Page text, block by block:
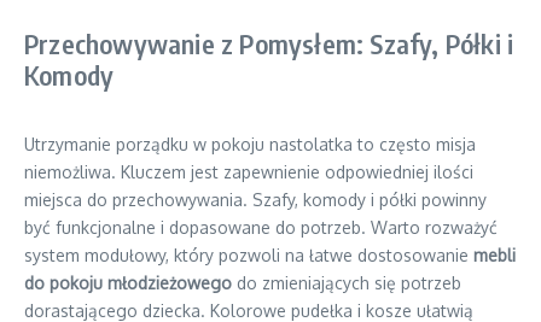
Przechowywanie z Pomysłem: Szafy, Półki i
Komody
Utrzymanie porządku w pokoju nastolatka to często misja
niemożliwa. Kluczem jest zapewnienie odpowiedniej ilości
miejsca do przechowywania. Szafy, komody i półki powinny
być funkcjonalne i dopasowane do potrzeb. Warto rozważyć
system modułowy, który pozwoli na łatwe dostosowanie mebli
do pokoju młodzieżowego do zmieniających się potrzeb
dorastającego dziecka. Kolorowe pudełka i kosze ułatwią